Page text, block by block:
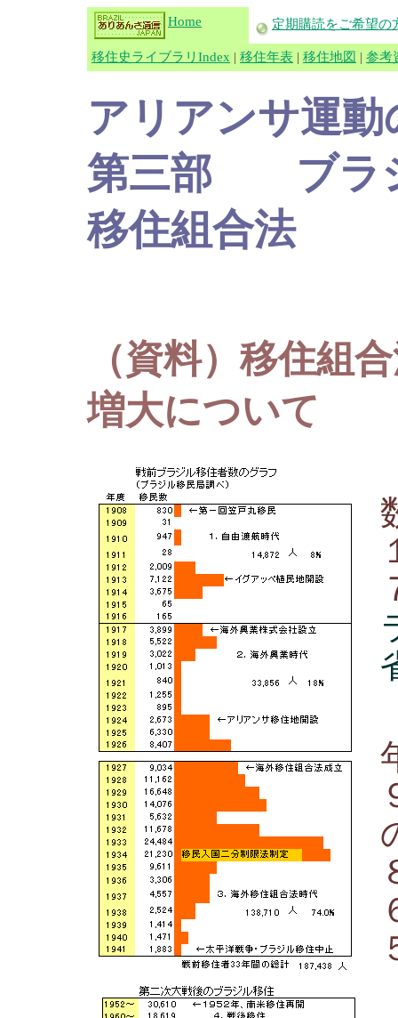
Home 定期購読をご希望の
移住史ライブラリIndex | 移住年表 | 移住地図 | 参考
アリアンサ運動
第三部 ブラジ
移住組合法
（資料）移住組
増大について